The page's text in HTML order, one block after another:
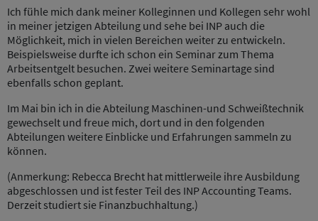
Ich fühle mich dank meiner Kolleginnen und Kollegen sehr wohl
in meiner jetzigen Abteilung und sehe bei INP auch die
Möglichkeit, mich in vielen Bereichen weiter zu entwickeln.
Beispielsweise durfte ich schon ein Seminar zum Thema
Arbeitsentgelt besuchen. Zwei weitere Seminartage sind
ebenfalls schon geplant.
Im Mai bin ich in die Abteilung Maschinen-und Schweißtechnik
gewechselt und freue mich, dort und in den folgenden
Abteilungen weitere Einblicke und Erfahrungen sammeln zu
können.
(Anmerkung: Rebecca Brecht hat mittlerweile ihre Ausbildung
abgeschlossen und ist fester Teil des INP Accounting Teams.
Derzeit studiert sie Finanzbuchhaltung.)